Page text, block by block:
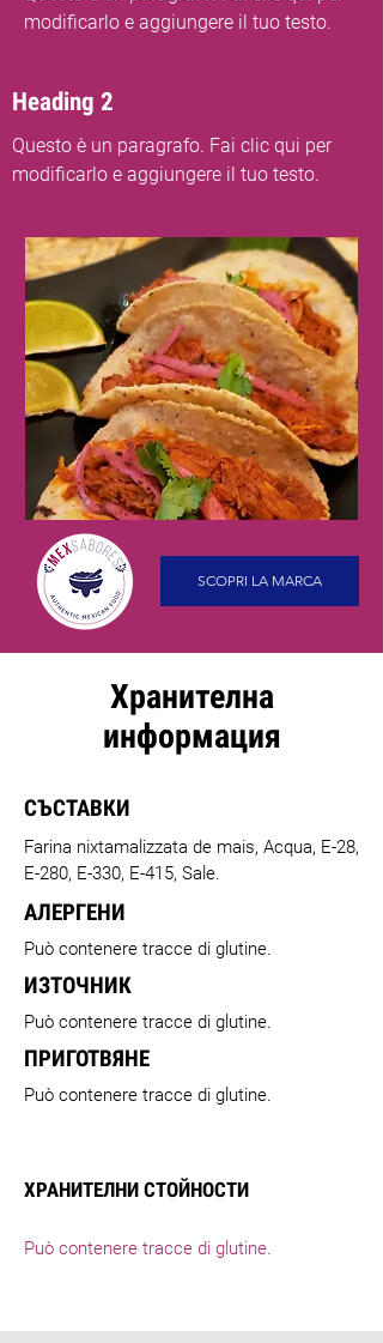
modificarlo e aggiungere il tuo testo.
Heading 2
Questo è un paragrafo. Fai clic qui per
modificarlo e aggiungere il tuo testo.
SCOPRI LA MARCA
Хранителна
информация
СЪСТАВКИ
Farina nixtamalizzata de mais, Acqua, E-28,
E-280, E-330, E-415, Sale.
АЛЕРГЕНИ
Può contenere tracce di glutine.
ИЗТОЧНИК
Può contenere tracce di glutine.
ПРИГОТВЯНЕ
Può contenere tracce di glutine.
ХРАНИТЕЛНИ СТОЙНОСТИ
Può contenere tracce di glutine.